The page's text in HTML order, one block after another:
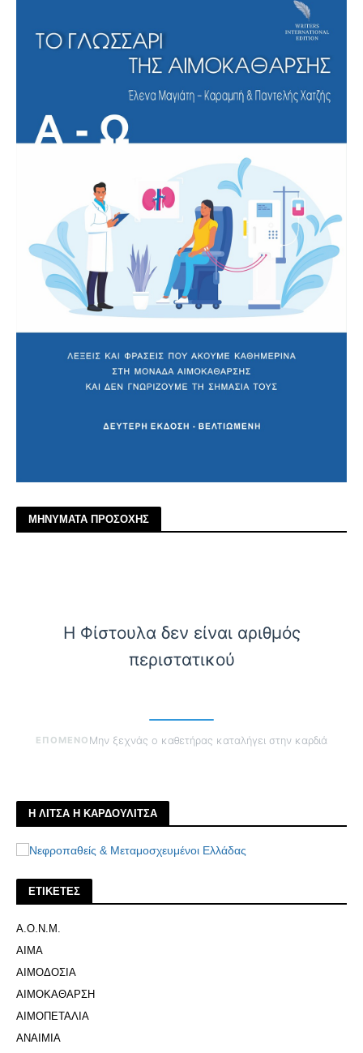
ΜΗΝΥΜΑΤΑ ΠΡΟΣΟΧΗΣ
Η Φίστουλα δεν είναι αριθμός
περιστατικού
ΕΠΟΜΕΝΟ Μην ξεχνάς ο καθετήρας καταλήγει στην καρδιά
Η ΛΙΤΣΑ Η ΚΑΡΔΟΥΛΙΤΣΑ
ΕΤΙΚΕΤΕΣ
Α.Ο.Ν.Μ.
ΑΙΜΑ
ΑΙΜΟΔΟΣΙΑ
ΑΙΜΟΚΑΘΑΡΣΗ
ΑΙΜΟΠΕΤΑΛΙΑ
ΑΝΑΙΜΙΑ